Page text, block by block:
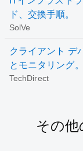
ド、交換手順。
SolVe
クライアント デ
とモニタリング。
TechDirect
その